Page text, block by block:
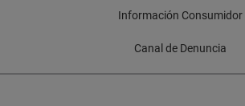
Información Consumidor
Canal de Denuncia